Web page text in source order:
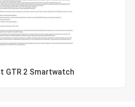
GTR 2 Smartwatch